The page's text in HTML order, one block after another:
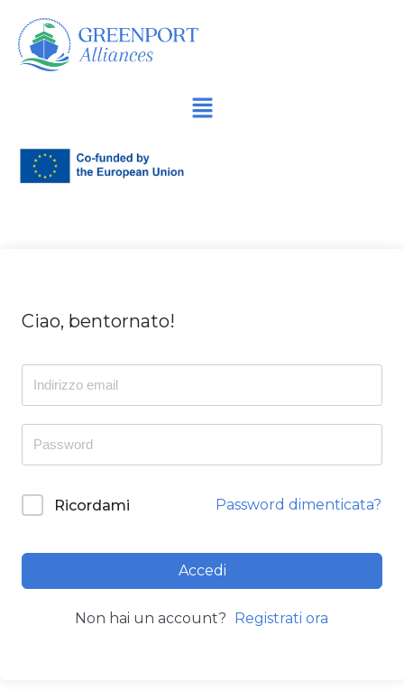
Vai
al
Ciao, bentornato!
Ricordami Password dimenticata?
Accedi
Non hai un account? Registrati ora